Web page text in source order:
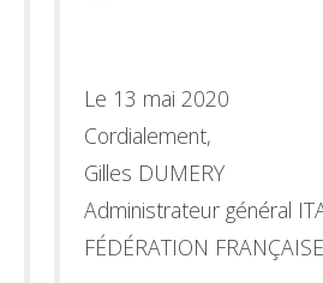
Le 13 mai 2020
Cordialement,
Gilles DUMERY
Administrateur général
FÉDÉRATION